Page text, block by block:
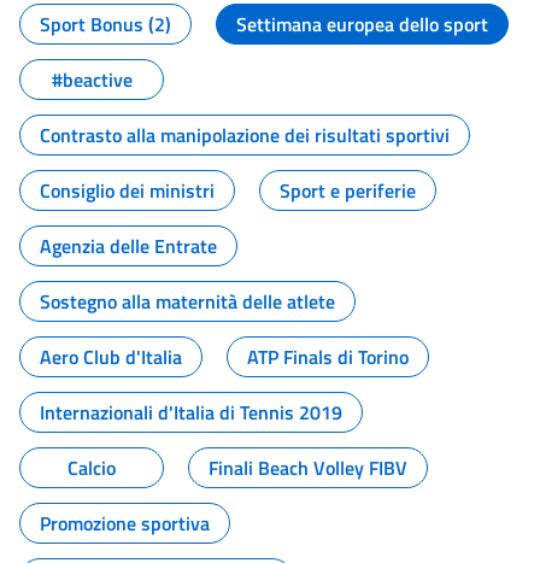
Sport Bonus (2)
Settimana europea dello sport
#beactive
Contrasto alla manipolazione dei risultati sportivi
Consiglio dei ministri
Sport e periferie
Agenzia delle Entrate
Sostegno alla maternità delle atlete
Aero Club d'Italia
ATP Finals di Torino
Internazionali d'Italia di Tennis 2019
Calcio
Finali Beach Volley FIBV
Promozione sportiva